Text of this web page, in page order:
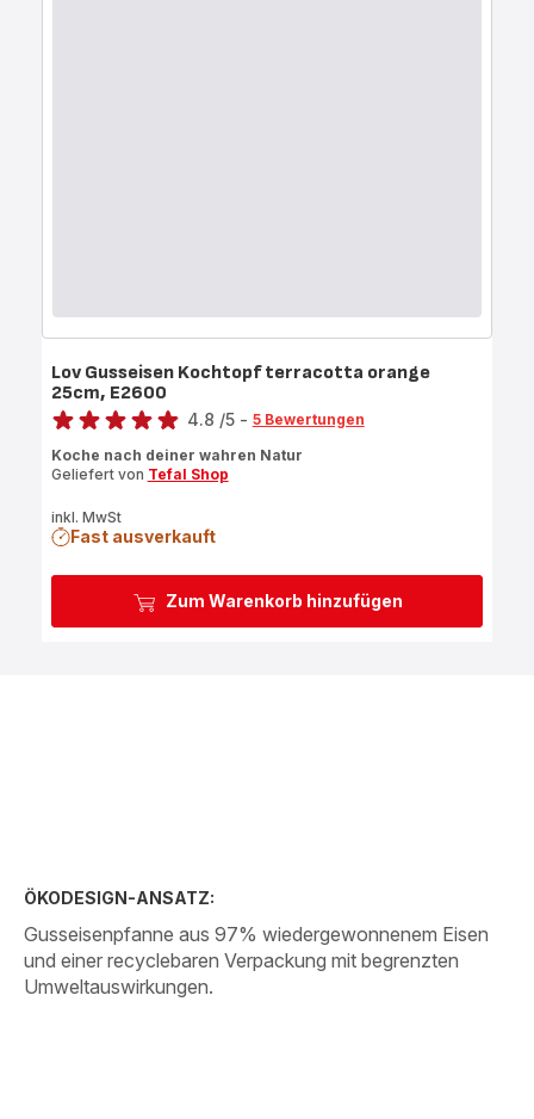
Zum Warenkorb hinzufügen
Lov Gusseisen Kochtopf terracotta orange
25cm, E2600
Bewertung
4.8 /5 - 5 Bewertungen
Koche nach deiner wahren Natur
Geliefert von Tefal Shop
inkl. MwSt
Fast ausverkauft
ÖKODESIGN-ANSATZ:
Gusseisenpfanne aus 97% wiedergewonnenem Eisen
und einer recyclebaren Verpackung mit begrenzten
Umweltauswirkungen.